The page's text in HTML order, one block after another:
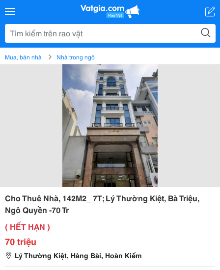
Mua, bán nhà Nhà trong ngõ
Cho Thuê Nhà, 142M2_ 7T; Lý Thường Kiệt, Bà Triệu,
Ngô Quyền -70 Tr
( HẾT HẠN )
70 triệu
Lý Thường Kiệt, Hàng Bài, Hoàn Kiếm